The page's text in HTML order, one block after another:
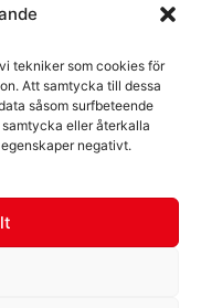
tekniker som cookies för
Att samtycka till dessa
såsom surfbeteende
eller återkalla
negativt.